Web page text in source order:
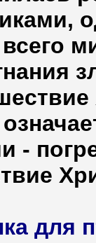
-
для